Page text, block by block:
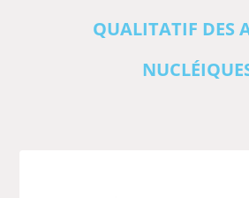
QUALITATIF DES